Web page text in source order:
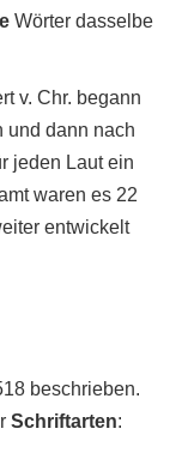
Wörter dasselbe
v. Chr. begann
und dann nach
jeden Laut ein
waren es 22
entwickelt
beschrieben.
Schriftarten: